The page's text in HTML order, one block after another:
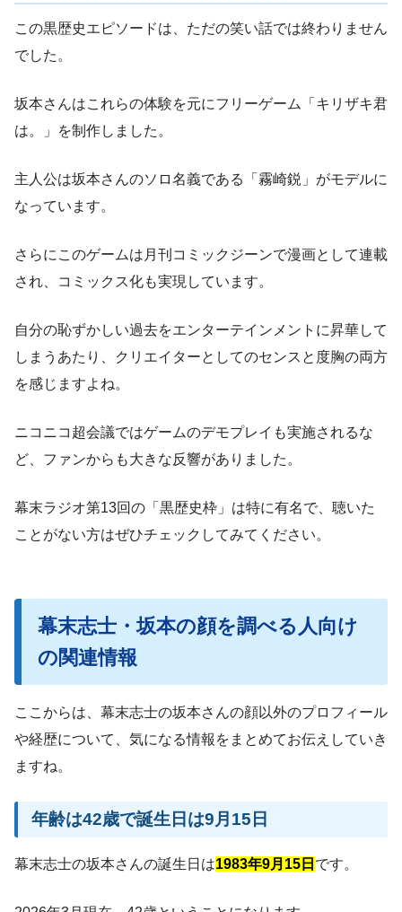
この黒歴史エピソードは、ただの笑い話では終わりません
でした。
坂本さんはこれらの体験を元にフリーゲーム「キリザキ君
は。」を制作しました。
主人公は坂本さんのソロ名義である「霧崎鋭」がモデルに
なっています。
さらにこのゲームは月刊コミックジーンで漫画として連載
され、コミックス化も実現しています。
自分の恥ずかしい過去をエンターテインメントに昇華して
しまうあたり、クリエイターとしてのセンスと度胸の両方
を感じますよね。
ニコニコ超会議ではゲームのデモプレイも実施されるな
ど、ファンからも大きな反響がありました。
幕末ラジオ第13回の「黒歴史枠」は特に有名で、聴いた
ことがない方はぜひチェックしてみてください。
幕末志士・坂本の顔を調べる人向け
の関連情報
ここからは、幕末志士の坂本さんの顔以外のプロフィール
や経歴について、気になる情報をまとめてお伝えしていき
ますね。
年齢は42歳で誕生日は9月15日
幕末志士の坂本さんの誕生日は1983年9月15日 です。